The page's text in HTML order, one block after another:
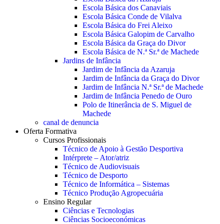
Escola Básica dos Canaviais
Escola Básica Conde de Vilalva
Escola Básica do Frei Aleixo
Escola Básica Galopim de Carvalho
Escola Básica da Graça do Divor
Escola Básica de N.ª Sr.ª de Machede
Jardins de Infância
Jardim de Infância da Azaruja
Jardim de Infância da Graça do Divor
Jardim de Infância N.ª Sr.ª de Machede
Jardim de Infância Penedo de Ouro
Polo de Itinerância de S. Miguel de
Machede
canal de denuncia
Oferta Formativa
Cursos Profissionais
Técnico de Apoio à Gestão Desportiva
Intérprete – Ator/atriz
Técnico de Audiovisuais
Técnico de Desporto
Técnico de Informática – Sistemas
Técnico Produção Agropecuária
Ensino Regular
Ciências e Tecnologias
Ciências Socioeconómicas